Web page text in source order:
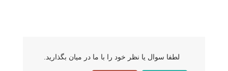
لطفا سوال یا نظر خود را با ما در میان بگذارید.